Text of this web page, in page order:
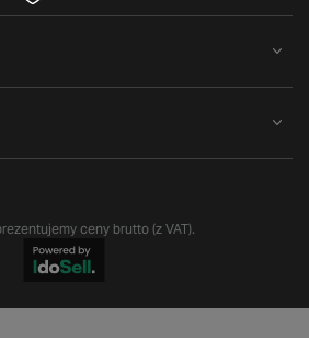
ceny brutto (z VAT).